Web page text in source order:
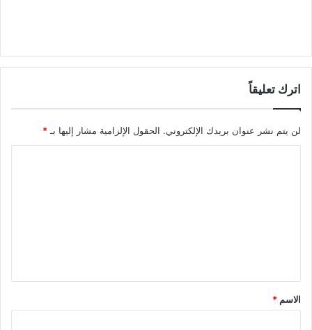
اترك تعليقاً
لن يتم نشر عنوان بريدك الإلكتروني. الحقول الإلزامية مشار إليها بـ *
الاسم *